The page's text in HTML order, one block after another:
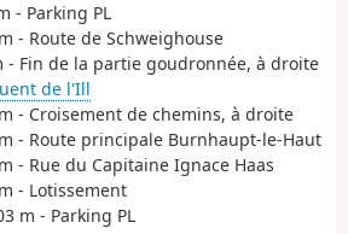
- Parking PL
- Route de Schweighouse
- Fin de la partie goudronnée, à droite
de l'Ill
- Croisement de chemins, à droite
- Route principale Burnhaupt-le-Haut
- Rue du Capitaine Ignace Haas
- Lotissement
m - Parking PL